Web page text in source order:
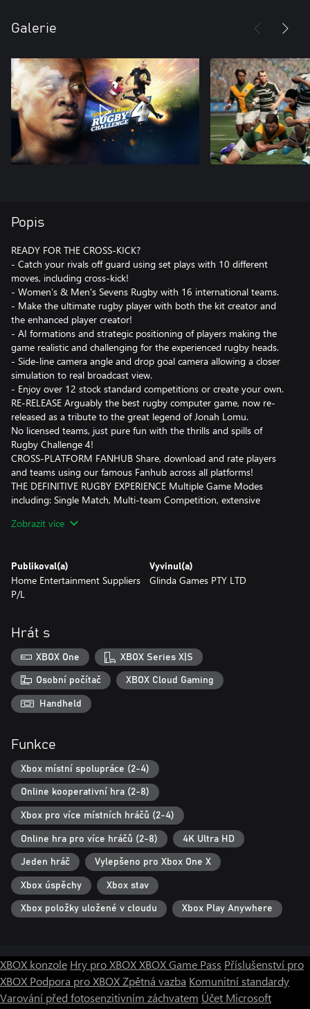
Galerie
Popis
READY FOR THE CROSS-KICK?
- Catch your rivals off guard using set plays with 10 different
moves, including cross-kick!
- Women’s & Men's Sevens Rugby with 16 international teams.
- Make the ultimate rugby player with both the kit creator and
the enhanced player creator!
- AI formations and strategic positioning of players making the
game realistic and challenging for the experienced rugby heads.
- Side-line camera angle and drop goal camera allowing a closer
simulation to real broadcast view.
- Enjoy over 12 stock standard competitions or create your own.
RE-RELEASE Arguably the best rugby computer game, now re-
released as a tribute to the great legend of Jonah Lomu.
No licensed teams, just pure fun with the thrills and spills of
Rugby Challenge 4!
CROSS-PLATFORM FANHUB Share, download and rate players
and teams using our famous Fanhub across all platforms!
THE DEFINITIVE RUGBY EXPERIENCE Multiple Game Modes
including: Single Match, Multi-team Competition, extensive
mode.
Zobrazit více
Publikoval(a)
Home Entertainment Suppliers
P/L
Vyvinul(a)
Glinda Games PTY LTD
Hrát s
XBOX One XBOX Series X|S
Osobní počítač XBOX Cloud Gaming
Handheld
Funkce
Xbox místní spolupráce (2-4)
Online kooperativní hra (2-8)
Xbox pro více místních hráčů (2-4)
Online hra pro více hráčů (2-8) 4K Ultra HD
Jeden hráč Vylepšeno pro Xbox One X
Xbox úspěchy Xbox stav
Xbox položky uložené v cloudu Xbox Play Anywhere
XBOX konzole Hry pro XBOXXBOX Game Pass Příslušenství pro
XBOX Podpora pro XBOXZpětná vazba Komunitní standardy
Varování před fotosenzitivním záchvatem Účet Microsoft